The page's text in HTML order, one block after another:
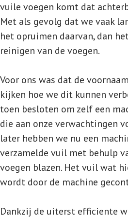
vuile voegen komt dat
Met als gevolg dat we vaak
het opruimen daarvan, dan
reinigen van de voegen.
Voor ons was dat de
kijken hoe we dit kunnen
toen besloten om zelf een
die aan onze verwachtingen
later hebben we nu een
verzamelde vuil met behulp
voegen blazen. Het vuil wat
wordt door de machine
Dankzij de uiterst efficiente